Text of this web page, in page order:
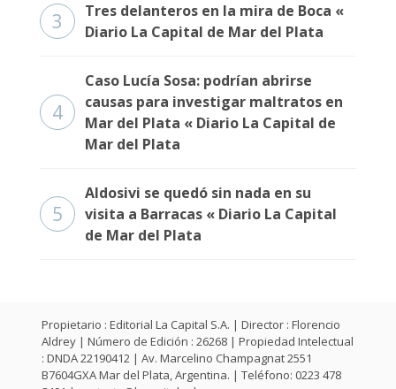
3
Tres delanteros en la mira de Boca «
Diario La Capital de Mar del Plata
4
Caso Lucía Sosa: podrían abrirse
causas para investigar maltratos en
Mar del Plata « Diario La Capital de
Mar del Plata
5
Aldosivi se quedó sin nada en su
visita a Barracas « Diario La Capital
de Mar del Plata
Propietario : Editorial La Capital S.A. | Director : Florencio
Aldrey | Número de Edición : 26268 | Propiedad Intelectual
: DNDA 22190412 | Av. Marcelino Champagnat 2551
B7604GXA Mar del Plata, Argentina. | Teléfono: 0223 478